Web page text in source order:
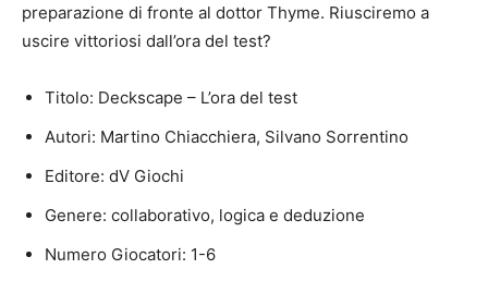
preparazione di fronte al dottor Thyme. Riusciremo a
uscire vittoriosi dall’ora del test?
Titolo: Deckscape – L’ora del test
Autori: Martino Chiacchiera, Silvano Sorrentino
Editore: dV Giochi
Genere: collaborativo, logica e deduzione
Numero Giocatori: 1-6